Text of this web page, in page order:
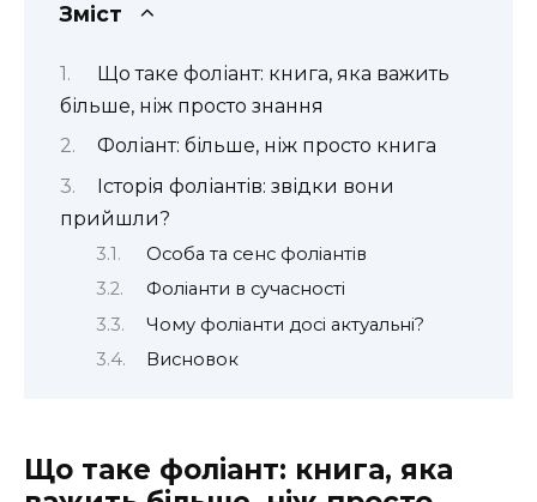
Зміст
Що таке фоліант: книга, яка важить
більше, ніж просто знання
Фоліант: більше, ніж просто книга
Історія фоліантів: звідки вони
прийшли?
Особа та сенс фоліантів
Фоліанти в сучасності
Чому фоліанти досі актуальні?
Висновок
Що таке фоліант: книга, яка